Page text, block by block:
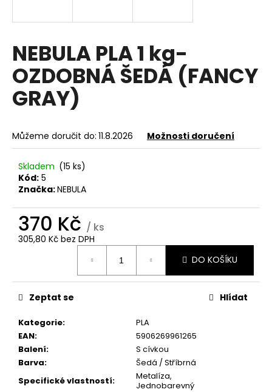
NEBULA PLA 1 kg-
OZDOBNÁ ŠEDÁ (FANCY
GRAY)
Můžeme doručit do: 11.8.2026 Možnosti doručení
Skladem (15 ks)
Kód: 5
Značka:NEBULA
370 Kč / ks
305,80 Kč bez DPH
DO KOŠÍKU
Kategorie:
PLA
EAN:
5906269961265
Balení:
S cívkou
Barva:
Šedá / Stříbrná
Specifické vlastností: Metalíza,
Jednobarevný
Zeptat se Hlídat
í
t
?
HLEDAT
D
o
p
o
u
m
e